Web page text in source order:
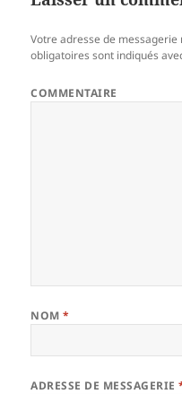
Votre adresse de messagerie
obligatoires sont indiqués
COMMENTAIRE
NOM*
ADRESSE DE MESSAGERIE